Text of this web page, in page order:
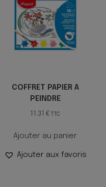
COFFRET PAPIER A
PEINDRE
11.31€ TTC
Ajouter au panier
Ajouter aux favoris